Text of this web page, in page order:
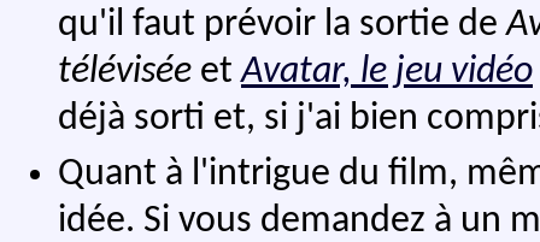
qu'il faut prévoir la sortie de
télévisée etAvatar, le jeu vidéo
déjà sorti et, si j'ai bien
Quant à l'intrigue du film,
idée. Si vous demandez à un